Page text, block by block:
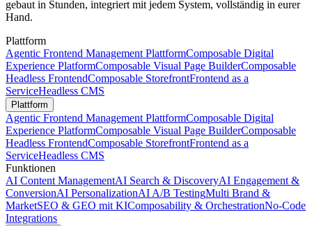
gebaut in Stunden, integriert mit jedem System, vollständig in eurer
Hand.
Plattform
Agentic Frontend Management PlattformComposable Digital
Experience PlatformComposable Visual Page BuilderComposable
Headless FrontendComposable StorefrontFrontend as a
ServiceHeadless CMS
Plattform
Agentic Frontend Management PlattformComposable Digital
Experience PlatformComposable Visual Page BuilderComposable
Headless FrontendComposable StorefrontFrontend as a
ServiceHeadless CMS
Funktionen
AI Content ManagementAI Search & DiscoveryAI Engagement &
ConversionAI PersonalizationAI A/B TestingMulti Brand &
MarketSEO & GEO mit KIComposability & OrchestrationNo-Code
Integrations